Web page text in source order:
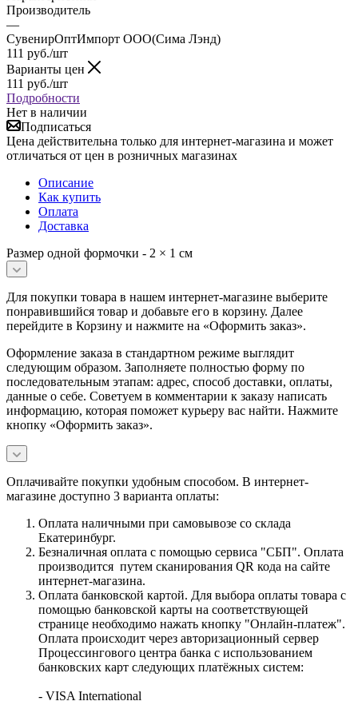
Производитель
—
СувенирОптИмпорт ООО(Сима Лэнд)
111 руб./шт
Варианты цен
111 руб./шт
Подробности
Нет в наличии
Подписаться
Цена действительна только для интернет-магазина и может
отличаться от цен в розничных магазинах
Описание
Как купить
Оплата
Доставка
Размер одной формочки - 2 × 1 см
Для покупки товара в нашем интернет-магазине выберите
понравившийся товар и добавьте его в корзину. Далее
перейдите в Корзину и нажмите на «Оформить заказ».
Оформление заказа в стандартном режиме выглядит
следующим образом. Заполняете полностью форму по
последовательным этапам: адрес, способ доставки, оплаты,
данные о себе. Советуем в комментарии к заказу написать
информацию, которая поможет курьеру вас найти. Нажмите
кнопку «Оформить заказ».
Оплачивайте покупки удобным способом. В интернет-
магазине доступно 3 варианта оплаты:
Оплата наличными при самовывозе со склада
Екатеринбург.
Безналичная оплата с помощью сервиса "СБП". Оплата
производится путем сканирования QR кода на сайте
интернет-магазина.
Оплата банковской картой. Для выбора оплаты товара с
помощью банковской карты на соответствующей
странице необходимо нажать кнопку "Онлайн-платеж".
Оплата происходит через авторизационный сервер
Процессингового центра банка с использованием
банковских карт следующих платёжных систем:
- VISA International